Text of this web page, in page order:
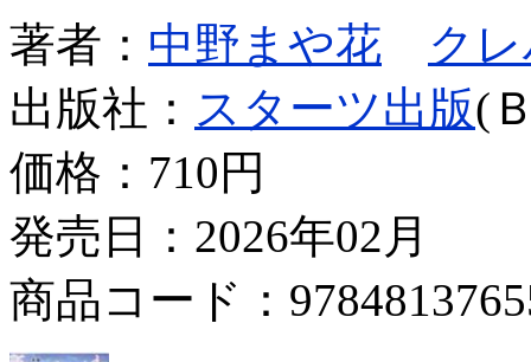
著者： 中野まや花
ク
出版社： スターツ出版(
価格： 710円
発売日：2026年02月
商品コード：